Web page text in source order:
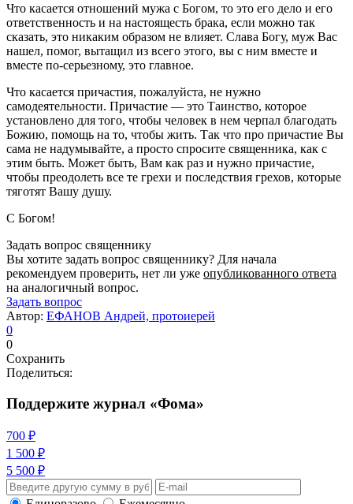
Что касается отношений мужа с Богом, то это его дело и его
ответственность и на настоящесть брака, если можно так
сказать, это никаким образом не влияет. Слава Богу, муж Вас
нашел, помог, вытащил из всего этого, вы с ним вместе и
вместе по-серьезному, это главное.
Что касается причастия, пожалуйста, не нужно
самодеятельности. Причастие — это Таинство, которое
установлено для того, чтобы человек в нем черпал благодать
Божию, помощь на то, чтобы жить. Так что про причастие Вы
сама не надумывайте, а просто спросите священника, как с
этим быть. Может быть, Вам как раз и нужно причастие,
чтобы преодолеть все те грехи и последствия грехов, которые
тяготят Вашу душу.
С Богом!
Задать вопрос священнику
Вы хотите задать вопрос священнику? Для начала
рекомендуем проверить, нет ли уже опубликованного ответа
на аналогичный вопрос.
Задать вопрос
Автор: ЕФАНОВ Андрей, протоиерей
0
0
Сохранить
Поделиться:
Поддержите журнал «Фома»
700 ₽
1 500 ₽
5 500 ₽